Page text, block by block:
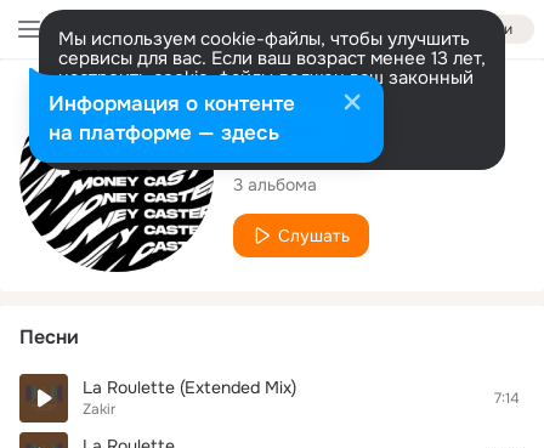
Войти
Мы используем cookie-файлы, чтобы улучшить
сервисы для вас. Если ваш возраст менее 13 лет,
настроить cookie-файлы должен ваш законный
представитель. Больше информации
Разрешить все Настроить
Исполнитель
Zakir
3 альбома
Слушать
Песни
La Roulette (Extended Mix)
Zakir
7:14
Информация о контенте
на платформе — здесь